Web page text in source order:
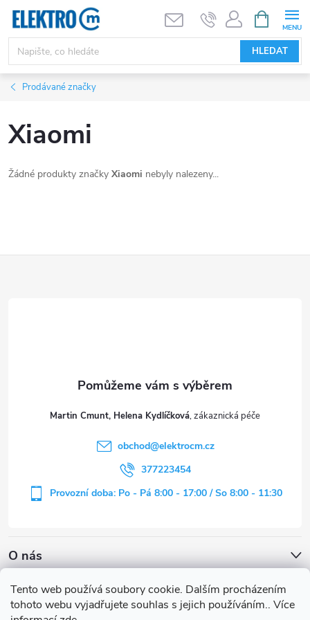
Tento web používá soubory cookie. Dalším procházením
tohoto webu vyjadřujete souhlas s jejich používáním.. Více
Přejít
obsah
HLEDAT
NÁKUPNÍ
KOŠÍK
Prodávané značky
Xiaomi
Žádné produkty značky Xiaomi nebyly nalezeny...
O nás
Martin Cmunt, Helena Kydlíčková
obchod@elektrocm.cz
377223454
Provozní doba: Po - Pá 8:00 - 17:00 / So 8:00 - 11:30